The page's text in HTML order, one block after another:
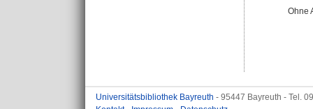
Ohne
Universitätsbibliothek Bayreuth - 95447 Bayreuth - Tel.